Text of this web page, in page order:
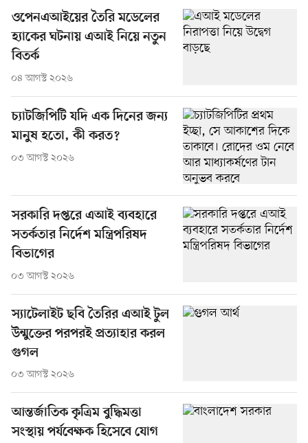
ওপেনএআইয়ের তৈরি মডেলের
হ্যাকের ঘটনায় এআই নিয়ে নতুন
বিতর্ক
০৪ আগস্ট ২০২৬
চ্যাটজিপিটি যদি এক দিনের জন্য
মানুষ হতো, কী করত?
০৩ আগস্ট ২০২৬
সরকারি দপ্তরে এআই ব্যবহারে
সতর্কতার নির্দেশ মন্ত্রিপরিষদ
বিভাগের
০৩ আগস্ট ২০২৬
স্যাটেলাইট ছবি তৈরির এআই টুল
উন্মুক্তের পরপরই প্রত্যাহার করল
গুগল
০৩ আগস্ট ২০২৬
আন্তর্জাতিক কৃত্রিম বুদ্ধিমত্তা
সংস্থায় পর্যবেক্ষক হিসেবে যোগ